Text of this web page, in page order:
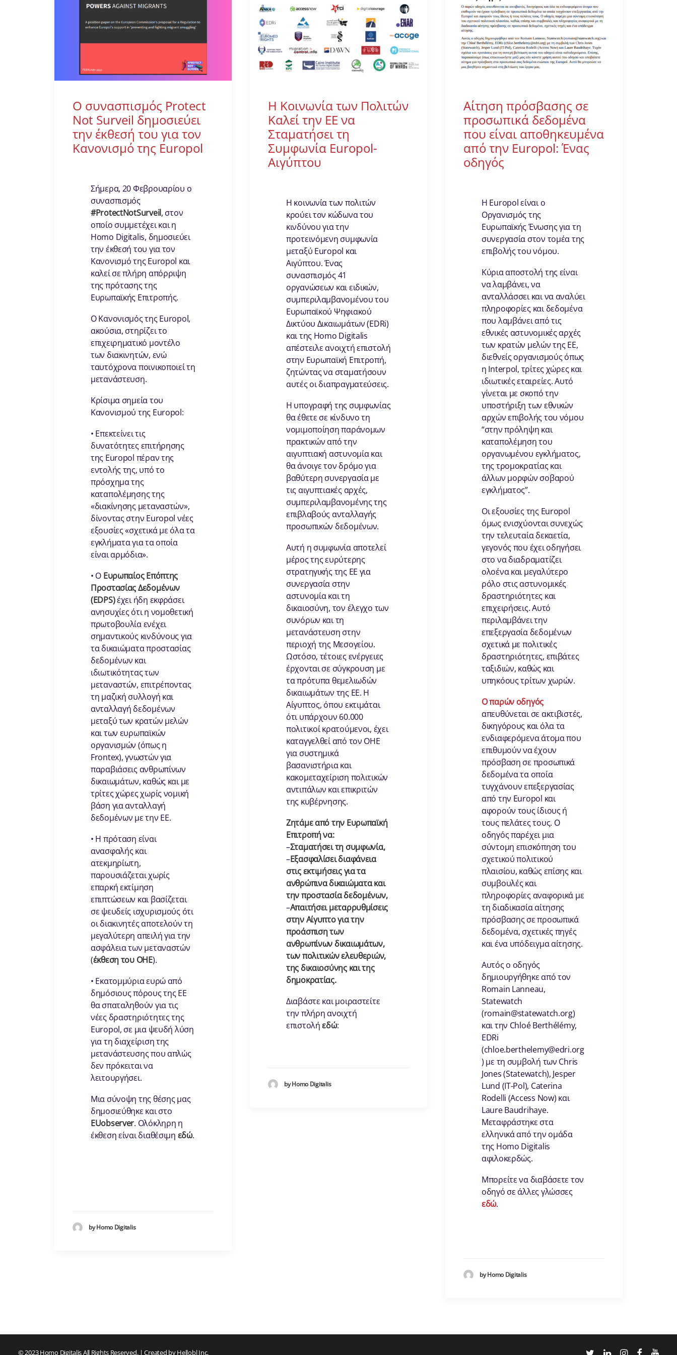
Ο συνασπισμός Protect
Not Surveil δημοσιεύει
την έκθεσή του για τον
Κανονισμό της Europol
Σήμερα, 20 Φεβρουαρίου ο
συνασπισμός
#ProtectNotSurveil, στον
οποίο συμμετέχει και η
Homo Digitalis, δημοσιεύει
την έκθεσή του για τον
Κανονισμό της Europol και
καλεί σε πλήρη απόρριψη
της πρότασης της
Ευρωπαϊκής Επιτροπής.
Ο Κανονισμός της Europol,
ακούσια, στηρίζει το
επιχειρηματικό μοντέλο
των διακινητών, ενώ
ταυτόχρονα ποινικοποιεί τη
μετανάστευση.
Κρίσιμα σημεία του
Κανονισμού της Europol:
• Επεκτείνει τις
δυνατότητες επιτήρησης
της Europol πέραν της
εντολής της, υπό το
πρόσχημα της
καταπολέμησης της
«διακίνησης μεταναστών»,
δίνοντας στην Europol νέες
εξουσίες «σχετικά με όλα τα
εγκλήματα για τα οποία
είναι αρμόδια».
• Ο Ευρωπαίος Επόπτης
Προστασίας Δεδομένων
(EDPS)έχει ήδη εκφράσει
ανησυχίες ότι η νομοθετική
πρωτοβουλία ενέχει
σημαντικούς κινδύνους για
τα δικαιώματα προστασίας
δεδομένων και
ιδιωτικότητας των
μεταναστών, επιτρέποντας
τη μαζική συλλογή και
ανταλλαγή δεδομένων
μεταξύ των κρατών μελών
και των ευρωπαϊκών
οργανισμών (όπως η
Frontex), γνωστών για
παραβιάσεις ανθρωπίνων
δικαιωμάτων, καθώς και με
τρίτες χώρες χωρίς νομική
βάση για ανταλλαγή
δεδομένων με την ΕΕ.
• Η πρόταση είναι
ανασφαλής και
ατεκμηρίωτη,
παρουσιάζεται χωρίς
επαρκή εκτίμηση
επιπτώσεων και βασίζεται
σε ψευδείς ισχυρισμούς ότι
οι διακινητές αποτελούν τη
μεγαλύτερη απειλή για την
ασφάλεια των μεταναστών
(έκθεση του ΟΗΕ).
• Εκατομμύρια ευρώ από
δημόσιους πόρους της ΕΕ
θα σπαταληθούν για τις
νέες δραστηριότητες της
Europol, σε μια ψευδή λύση
για τη διαχείριση της
μετανάστευσης που απλώς
δεν πρόκειται να
λειτουργήσει.
Μια σύνοψη της θέσης μας
δημοσιεύθηκε και στο
EUobserver. Ολόκληρη η
έκθεση είναι διαθέσιμη εδώ.
by Homo Digitalis
Η Κοινωνία των Πολιτών
Καλεί την ΕΕ να
Σταματήσει τη
Συμφωνία Europol-
Αιγύπτου
Η κοινωνία των πολιτών
κρούει τον κώδωνα του
κινδύνου για την
προτεινόμενη συμφωνία
μεταξύ Europol και
Αιγύπτου. Ένας
συνασπισμός 41
οργανώσεων και ειδικών,
συμπεριλαμβανομένου του
Ευρωπαϊκού Ψηφιακού
Δικτύου Δικαιωμάτων (EDRi)
και της Ηοmo Digitalis
απέστειλε ανοιχτή επιστολή
στην Ευρωπαϊκή Επιτροπή,
ζητώντας να σταματήσουν
αυτές οι διαπραγματεύσεις.
Η υπογραφή της συμφωνίας
θα έθετε σε κίνδυνο τη
νομιμοποίηση παράνομων
πρακτικών από την
αιγυπτιακή αστυνομία και
θα άνοιγε τον δρόμο για
βαθύτερη συνεργασία με
τις αιγυπτιακές αρχές,
συμπεριλαμβανομένης της
επιβλαβούς ανταλλαγής
προσωπικών δεδομένων.
Αυτή η συμφωνία αποτελεί
μέρος της ευρύτερης
στρατηγικής της ΕΕ για
συνεργασία στην
αστυνομία και τη
δικαιοσύνη, τον έλεγχο των
συνόρων και τη
μετανάστευση στην
περιοχή της Μεσογείου.
Ωστόσο, τέτοιες ενέργειες
έρχονται σε σύγκρουση με
τα πρότυπα θεμελιωδών
δικαιωμάτων της ΕΕ. Η
Αίγυπτος, όπου εκτιμάται
ότι υπάρχουν 60.000
πολιτικοί κρατούμενοι, έχει
καταγγελθεί από τον ΟΗΕ
για συστημικά
βασανιστήρια και
κακομεταχείριση πολιτικών
αντιπάλων και επικριτών
της κυβέρνησης.
Ζητάμε από την Ευρωπαϊκή
Επιτροπή να:
–Σταματήσει τη συμφωνία,
–Εξασφαλίσει διαφάνεια
στις εκτιμήσεις για τα
ανθρώπινα δικαιώματα και
την προστασία δεδομένων,
–Απαιτήσει μεταρρυθμίσεις
στην Αίγυπτο για την
προάσπιση των
ανθρωπίνων δικαιωμάτων,
των πολιτικών ελευθεριών,
της δικαιοσύνης και της
δημοκρατίας.
Διαβάστε και μοιραστείτε
την πλήρη ανοιχτή
επιστολήεδώ:
by Homo Digitalis
Αίτηση πρόσβασης σε
προσωπικά δεδομένα
που είναι αποθηκευμένα
από την Europol: Ένας
οδηγός
Η Europol είναι ο
Οργανισμός της
Ευρωπαϊκής Ένωσης για τη
συνεργασία στον τομέα της
επιβολής του νόμου.
Κύρια αποστολή της είναι
να λαμβάνει, να
ανταλλάσσει και να αναλύει
πληροφορίες και δεδομένα
που λαμβάνει από τις
εθνικές αστυνομικές αρχές
των κρατών μελών της ΕΕ,
διεθνείς οργανισμούς όπως
η Ιnterpol, τρίτες χώρες και
ιδιωτικές εταιρείες. Αυτό
γίνεται με σκοπό την
υποστήριξη των εθνικών
αρχών επιβολής του νόμου
“στην πρόληψη και
καταπολέμηση του
οργανωμένου εγκλήματος,
της τρομοκρατίας και
άλλων μορφών σοβαρού
εγκλήματος”.
Οι εξουσίες της Europol
όμως ενισχύονται συνεχώς
την τελευταία δεκαετία,
γεγονός που έχει οδηγήσει
στο να διαδραματίζει
ολοένα και μεγαλύτερο
ρόλο στις αστυνομικές
δραστηριότητες και
επιχειρήσεις. Αυτό
περιλαμβάνει την
επεξεργασία δεδομένων
σχετικά με πολιτικές
δραστηριότητες, επιβάτες
ταξιδιών, καθώς και
υπηκόους τρίτων χωρών.
Ο παρών οδηγός
απευθύνεται σε ακτιβιστές,
δικηγόρους και όλα τα
ενδιαφερόμενα άτομα που
επιθυμούν να έχουν
πρόσβαση σε προσωπικά
δεδομένα τα οποία
τυγχάνουν επεξεργασίας
από την Europol και
αφορούν τους ίδιους ή
τους πελάτες τους. Ο
οδηγός παρέχει μια
σύντομη επισκόπηση του
σχετικού πολιτικού
πλαισίου, καθώς επίσης και
συμβουλές και
πληροφορίες αναφορικά με
τη διαδικασία αίτησης
πρόσβασης σε προσωπικά
δεδομένα, σχετικές πηγές
και ένα υπόδειγμα αίτησης.
Αυτός ο οδηγός
δημιουργήθηκε από τον
Romain Lanneau,
Statewatch
(romain@statewatch.org)
και την Chloé Berthélémy,
EDRi
(chloe.berthelemy@edri.org
) με τη συμβολή των Chris
Jones (Statewatch), Jesper
Lund (IT-Pol), Caterina
Rodelli (Access Now) και
Laure Baudrihaye.
Μεταφράστηκε στα
ελληνικά από την ομάδα
της Homo Digitalis
αφιλοκερδώς.
Μπορείτε να διαβάσετε τον
οδηγό σε άλλες γλώσσες
εδώ.
by Homo Digitalis
© 2023 Homo Digitalis All Rights Reserved. | Created byHellobl Inc.